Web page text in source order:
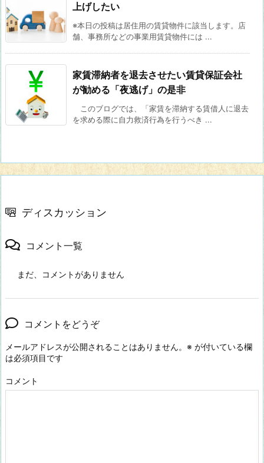
上げしたい
※本日の投稿は居住用の賃貸物件に該当します。店
舗、事務所などの事業用賃貸物件には ...
家賃滞納者を退去させたい賃貸保証会社
が勧める「夜逃げ」の是非
このブログでは、「家賃を滞納する賃借人に退去
を求める際に自力救済行為を行うべき ...
ディスカッション
コメント一覧
まだ、コメントがありません
コメントをどうぞ
メールアドレスが公開されることはありません。 ※ が付いている欄
は必須項目です
コメント